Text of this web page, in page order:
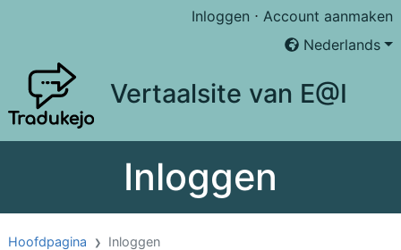
Inloggen ⋅Account aanmaken
Nederlands
Vertaalsite van E@I
Inloggen
Hoofdpagina Inloggen